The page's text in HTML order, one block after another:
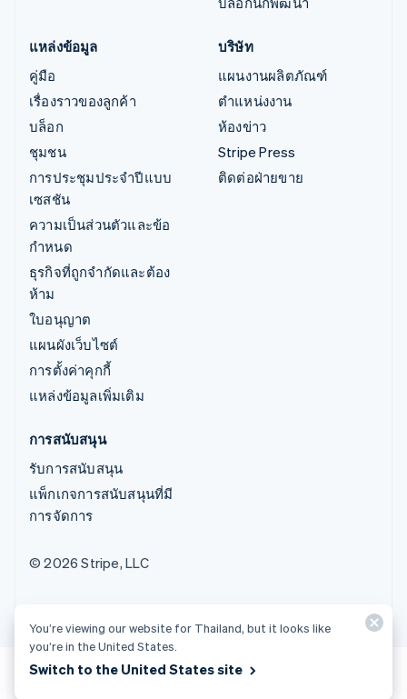
แหล่งข้อมูล
คู่มือ
เรื่องราวของลูกค้า
บล็อก
ชุมชน
การประชุมประจำปีแบบ
เซสชัน
ความเป็นส่วนตัวและข้อ
กำหนด
ธุรกิจที่ถูกจำกัดและต้อง
ห้าม
ใบอนุญาต
แผนผังเว็บไซต์
การตั้งค่าคุกกี้
แหล่งข้อมูลเพิ่มเติม
บริษัท
แผนงานผลิตภัณฑ์
ตำแหน่งงาน
ห้องข่าว
Stripe Press
ติดต่อฝ่ายขาย
การสนับสนุน
รับการสนับสนุน
แพ็กเกจการสนับสนุนที่มี
การจัดการ
© 2026 Stripe, LLC
You’re viewing our website for Thailand, but it looks like
you’re in the United States.
Switch to the United States site